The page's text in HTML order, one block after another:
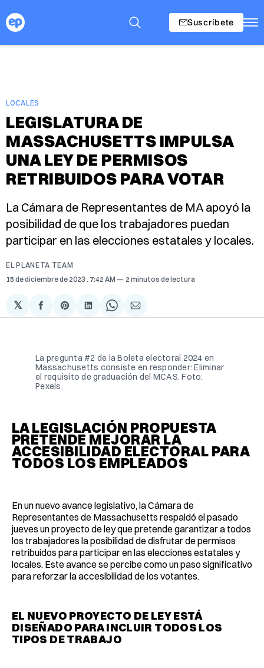
Suscríbete
LOCALES
LEGISLATURA DE
MASSACHUSETTS IMPULSA
UNA LEY DE PERMISOS
RETRIBUIDOS PARA VOTAR
La Cámara de Representantes de MA apoyó la
posibilidad de que los trabajadores puedan
participar en las elecciones estatales y locales.
EL PLANETA TEAM
15 de diciembre de 2023 . 7:42 AM 2 minutos de lectura
𝕏
Compartir
en
Share
on
Compartir
en
Share
on
Compartir
via
La pregunta #2 de la Boleta electoral 2024 en
Massachusetts consiste en responder: Eliminar
el requisito de graduación del MCAS. Foto:
Pexels.
LA LEGISLACIÓN PROPUESTA
PRETENDE MEJORAR LA
ACCESIBILIDAD ELECTORAL PARA
TODOS LOS EMPLEADOS
En un nuevo avance legislativo, la Cámara de
Representantes de Massachusetts respaldó el pasado
jueves un proyecto de ley que pretende garantizar a todos
los trabajadores la posibilidad de disfrutar de permisos
retribuidos para participar en las elecciones estatales y
locales. Este avance se percibe como un paso significativo
para reforzar la accesibilidad de los votantes.
EL NUEVO PROYECTO DE LEY ESTÁ
DISEÑADO PARA INCLUIR TODOS LOS
TIPOS DE TRABAJO